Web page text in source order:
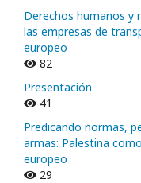
Derechos humanos y
las empresas de
europeo
82
Presentación
41
Predicando normas,
armas: Palestina
europeo
29